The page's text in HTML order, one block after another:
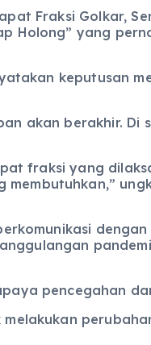
Fraksi Golkar,
yang
keputusan
akan berakhir. Di
fraksi yang
pencegahan